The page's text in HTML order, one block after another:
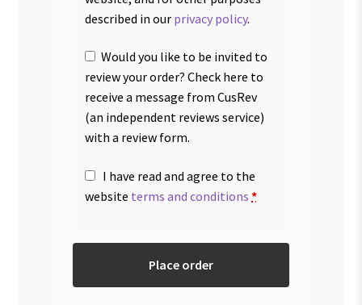
described in our privacy policy.
Would you like to be invited to
review your order? Check here to
receive a message from CusRev
(an independent reviews service)
with a review form.
I have read and agree to the
website terms and conditions *
Place order